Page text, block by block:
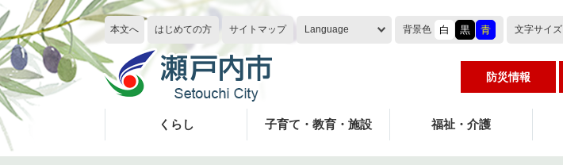
ペ
ー
ジ
の
先
頭
で
す
メ
ニ
ュ
ー
を
飛
ば
し
本文へ はじめての方 サイトマップ Language 背景色 白 黒 青 文字サイズ
防災情報
くらし 子育て・教育・施設 福祉・介護